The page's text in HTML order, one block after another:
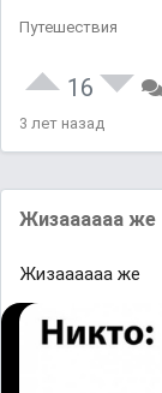
Путешествия
16
3 лет назад
Жизаааааа же
Жизаааааа же